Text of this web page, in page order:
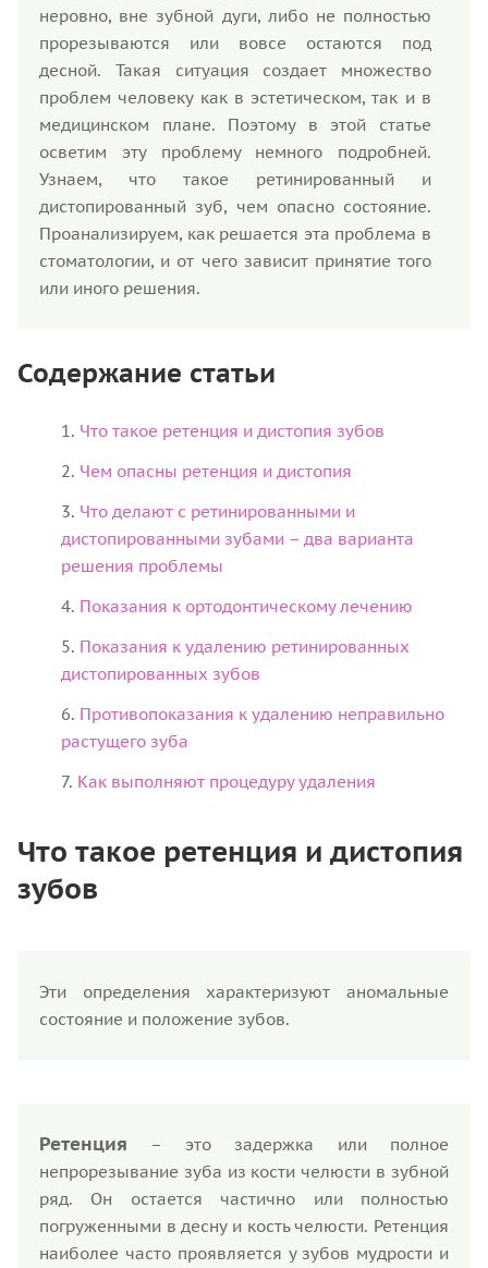
неровно, вне зубной дуги, либо не полностью
прорезываются или вовсе остаются под
десной. Такая ситуация создает множество
проблем человеку как в эстетическом, так и в
медицинском плане. Поэтому в этой статье
осветим эту проблему немного подробней.
Узнаем, что такое ретинированный и
дистопированный зуб, чем опасно состояние.
Проанализируем, как решается эта проблема в
стоматологии, и от чего зависит принятие того
или иного решения.
Содержание статьи
Что такое ретенция и дистопия зубов
Чем опасны ретенция и дистопия
Что делают с ретинированными и
дистопированными зубами – два варианта
решения проблемы
Показания к ортодонтическому лечению
Показания к удалению ретинированных
дистопированных зубов
Противопоказания к удалению неправильно
растущего зуба
Как выполняют процедуру удаления
Что такое ретенция и дистопия
зубов
Эти определения характеризуют аномальные
состояние и положение зубов.
Ретенция – это задержка или полное
непрорезывание зуба из кости челюсти в зубной
ряд. Он остается частично или полностью
погруженными в десну и кость челюсти. Ретенция
наиболее часто проявляется у зубов мудрости и